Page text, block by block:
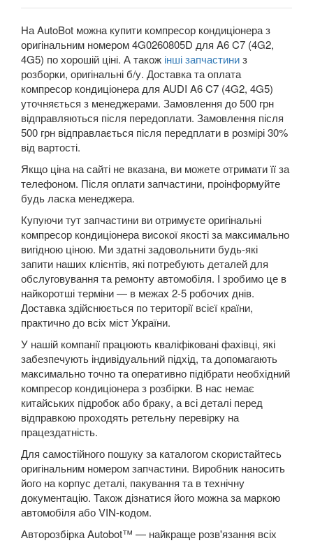
A6 C8 (F2)
A6 C8 Allroad Quattro
A7 I Sportback (4GA)
A7 II Sportback (4G8)
A8 D3 (4E2, 4E8)
A8 D4 (4H)
A8 D5 (5H)
e-tron Sportback
Q2
Q3 I (8UB)
Q3 Sportback (FY)
Q5 I (8RB)
Q5 II (FY, 80A)
Q5 II (80A) Sportback
Q7 I (4L)
Q7 II (4M)
Q8 I
На AutoBot можна купити компресор кондиціонера з
оригінальним номером 4G0260805D для A6 C7 (4G2,
4G5) по хорошій ціні. А також інші запчастиниз
розборки, оригінальні б/у. Доставка та оплата
компресор кондиціонера для AUDI A6 C7 (4G2, 4G5)
уточняється з менеджерами. Замовлення до 500 грн
відправляються після передоплати. Замовлення після
500 грн відправлається після передплати в розмірі 30%
від вартості.
Якщо ціна на сайті не вказана, ви можете отримати її за
телефоном. Після оплати запчастини, проінформуйте
будь ласка менеджера.
Купуючи тут запчастини ви отримуєте оригінальні
компресор кондиціонера високої якості за максимально
вигідною ціною. Ми здатні задовольнити будь-які
запити наших клієнтів, які потребують деталей для
обслуговування та ремонту автомобіля. І зробимо це в
найкоротші терміни — в межах 2-5 робочих днів.
Доставка здійснюється по території всієї країни,
практично до всіх міст України.
У нашій компанії працюють кваліфіковані фахівці, які
забезпечують індивідуальний підхід, та допомагають
максимально точно та оперативно підібрати необхідний
компресор кондиціонера з розбірки. В нас немає
китайських підробок або браку, а всі деталі перед
відправкою проходять ретельну перевірку на
працездатність.
Для самостійного пошуку за каталогом скористайтесь
оригінальним номером запчастини. Виробник наносить
його на корпус деталі, пакування та в технічну
документацію. Також дізнатися його можна за маркою
автомобіля або VIN-кодом.
Авторозбірка Autobot™ — найкраще розв'язання всіх